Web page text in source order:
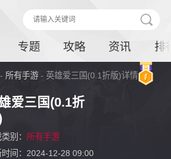
专题 攻略 资讯 排
所有手游 - 英雄爱三国(0.1折版)详情
爱三国(0.1折
别： 所有手游
时间：2024-12-28 09:00